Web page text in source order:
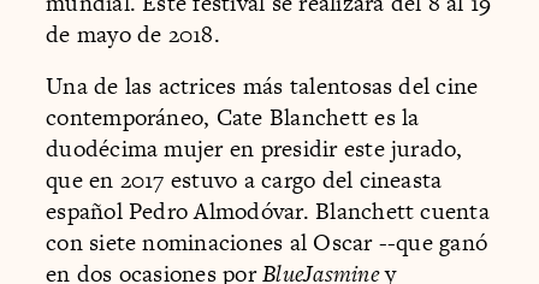
de mayo de 2018.
Una de las actrices más talentosas del cine
contemporáneo, Cate Blanchett es la
duodécima mujer en presidir este jurado,
que en 2017 estuvo a cargo del cineasta
español Pedro Almodóvar. Blanchett cuenta
con siete nominaciones al Oscar --que ganó
en dos ocasiones porBlueJasminey